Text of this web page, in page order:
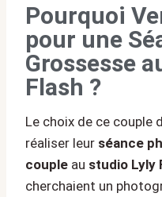
Pourquoi
pour une
Grossesse
Flash ?
Le choix de ce couple
réaliser leur séance
couple au studio Lyly
cherchaient un